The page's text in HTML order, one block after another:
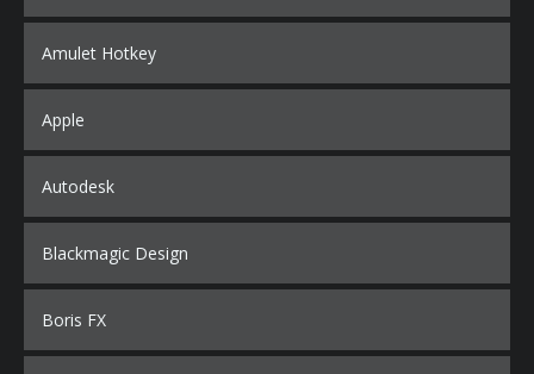
Amulet Hotkey
Apple
Autodesk
Blackmagic Design
Boris FX